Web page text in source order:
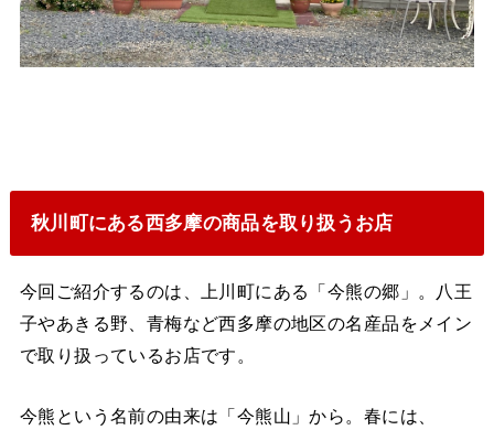
秋川町にある西多摩の商品を取り扱うお店
今回ご紹介するのは、上川町にある「今熊の郷」。八王
子やあきる野、青梅など西多摩の地区の名産品をメイン
で取り扱っているお店です。
今熊という名前の由来は「今熊山」から。春には、